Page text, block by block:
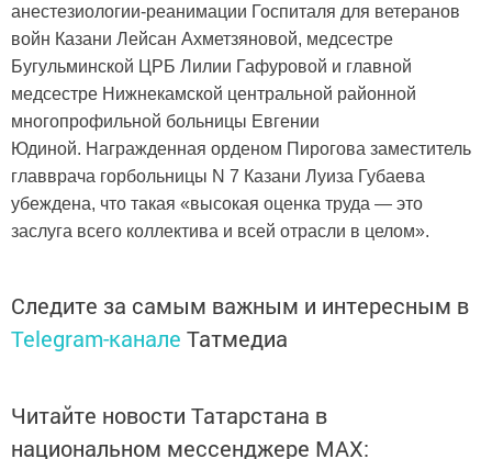
анестезиологии-реанимации Госпиталя для ветеранов
войн Казани Лейсан Ахметзяновой, медсестре
Бугульминской ЦРБ Лилии Гафуровой и главной
медсестре Нижнекамской центральной районной
многопрофильной больницы Евгении
Юдиной. Награжденная орденом Пирогова заместитель
главврача горбольницы N 7 Казани Луиза Губаева
убеждена, что такая «высокая оценка труда — это
заслуга всего коллектива и всей отрасли в целом».
Следите за самым важным и интересным в
Telegram-канале Татмедиа
Читайте новости Татарстана в
национальном мессенджере MАХ: